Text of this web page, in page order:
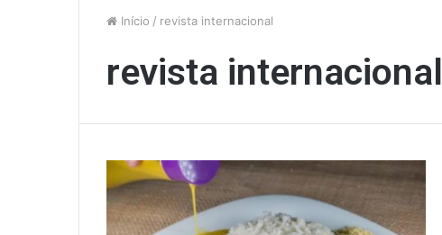
Início / revista internacional
revista internacional